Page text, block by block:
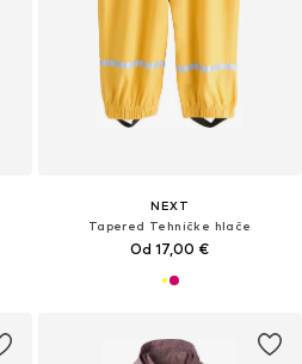
NEXT
Tapered Tehničke hlače
Od 17,00 €